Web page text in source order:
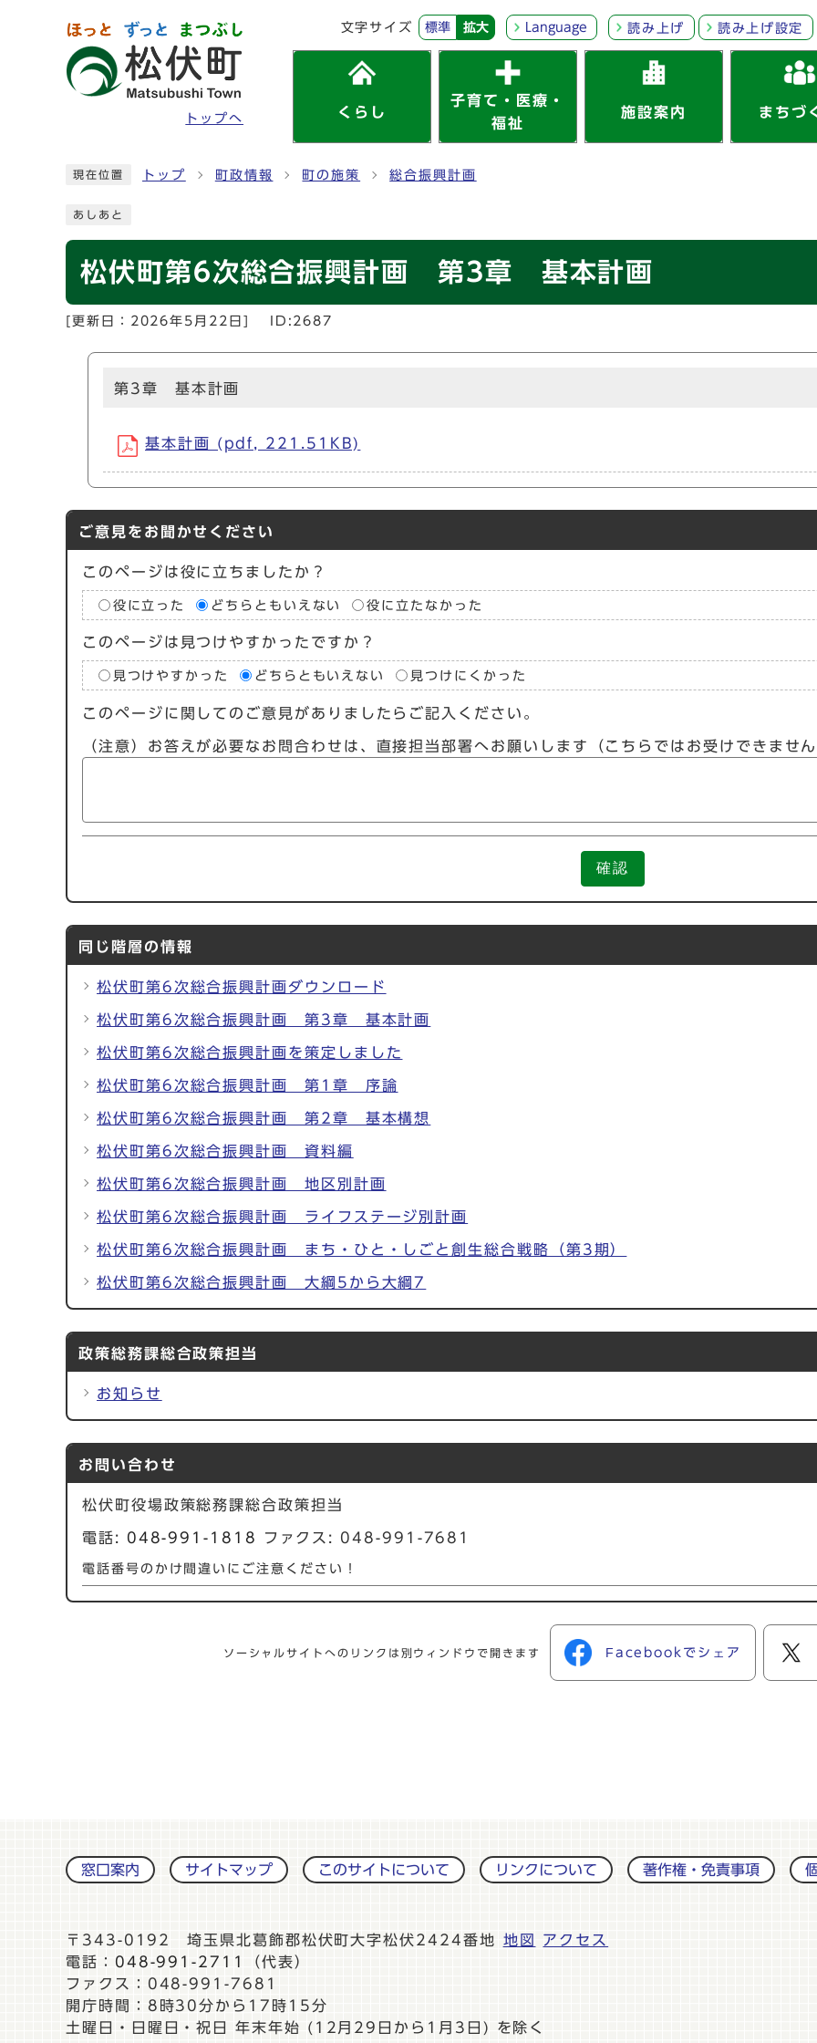
トップへ
文字サイズ 標準 拡大 Language 読み上げ 読み上げ設定
くらし
子育て・医療・
福祉
施設案内 まちづ
現在位置 トップ 町政情報 町の施策 総合振興計画
あしあと
松伏町第6次総合振興計画 第3章 基本計画
[更新日： 2026年5月22日 ID:2687
第3章 基本計画
基本計画 (pdf, 221.51KB)
ご意見をお聞かせください
このページは役に立ちましたか？
役に立った どちらともいえない 役に立たなかった
このページは見つけやすかったですか？
見つけやすかった どちらともいえない 見つけにくかった
このページに関してのご意見がありましたらご記入ください。
（注意）お答えが必要なお問合わせは、直接担当部署へお願いします（こちらではお受けできませ
確認
同じ階層の情報
松伏町第6次総合振興計画ダウンロード
松伏町第6次総合振興計画 第3章 基本計画
松伏町第6次総合振興計画を策定しました
松伏町第6次総合振興計画 第1章 序論
松伏町第6次総合振興計画 第2章 基本構想
松伏町第6次総合振興計画 資料編
松伏町第6次総合振興計画 地区別計画
松伏町第6次総合振興計画 ライフステージ別計画
松伏町第6次総合振興計画 まち・ひと・しごと創生総合戦略（第3期）
松伏町第6次総合振興計画 大綱5から大綱7
政策総務課総合政策担当
お知らせ
お問い合わせ
松伏町役場政策総務課総合政策担当
電話: 048-991-1818 ファクス: 048-991-7681
電話番号のかけ間違いにご注意ください！
ソーシャルサイトへのリンクは別ウィンドウで開きます Facebookでシェア
窓口案内 サイトマップ このサイトについて リンクについて 著作権・免責事項
〒343-0192 埼玉県北葛飾郡松伏町大字松伏2424番地 地図
アクセス
電話： 048-991-2711
（代表）
ファクス：048-991-7681
開庁時間：8時30分から17時15分
土曜日・日曜日・祝日 年末年始 (12月29日から1月3日) を除く